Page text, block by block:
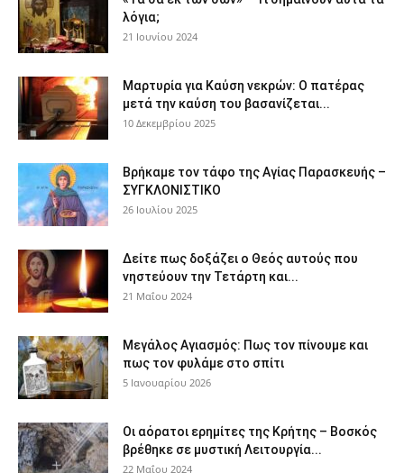
λόγια;
21 Ιουνίου 2024
Μαρτυρία για Καύση νεκρών: Ο πατέρας
μετά την καύση του βασανίζεται...
10 Δεκεμβρίου 2025
Βρήκαμε τον τάφο της Αγίας Παρασκευής –
ΣΥΓΚΛΟΝΙΣΤΙΚΟ
26 Ιουλίου 2025
Δείτε πως δοξάζει ο Θεός αυτούς που
νηστεύουν την Τετάρτη και...
21 Μαΐου 2024
Μεγάλος Αγιασμός: Πως τον πίνουμε και
πως τον φυλάμε στο σπίτι
5 Ιανουαρίου 2026
Οι αόρατοι ερημίτες της Κρήτης – Βοσκός
βρέθηκε σε μυστική Λειτουργία...
22 Μαΐου 2024